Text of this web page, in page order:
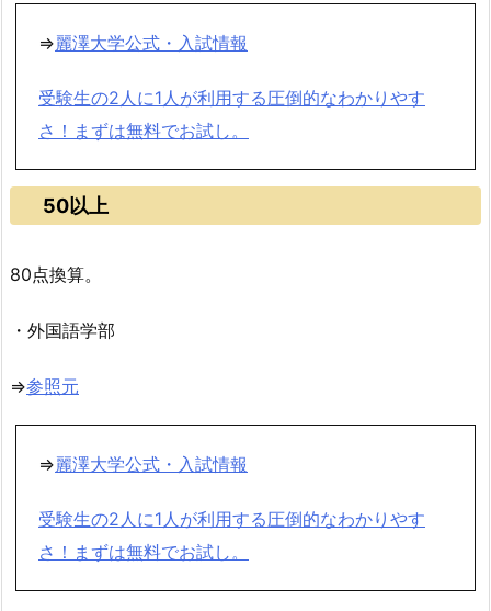
⇒麗澤大学公式・入試情報
受験生の2人に1人が利用する圧倒的なわかりやす
さ！まずは無料でお試し。
50以上
80点換算。
・外国語学部
⇒参照元
⇒麗澤大学公式・入試情報
受験生の2人に1人が利用する圧倒的なわかりやす
さ！まずは無料でお試し。